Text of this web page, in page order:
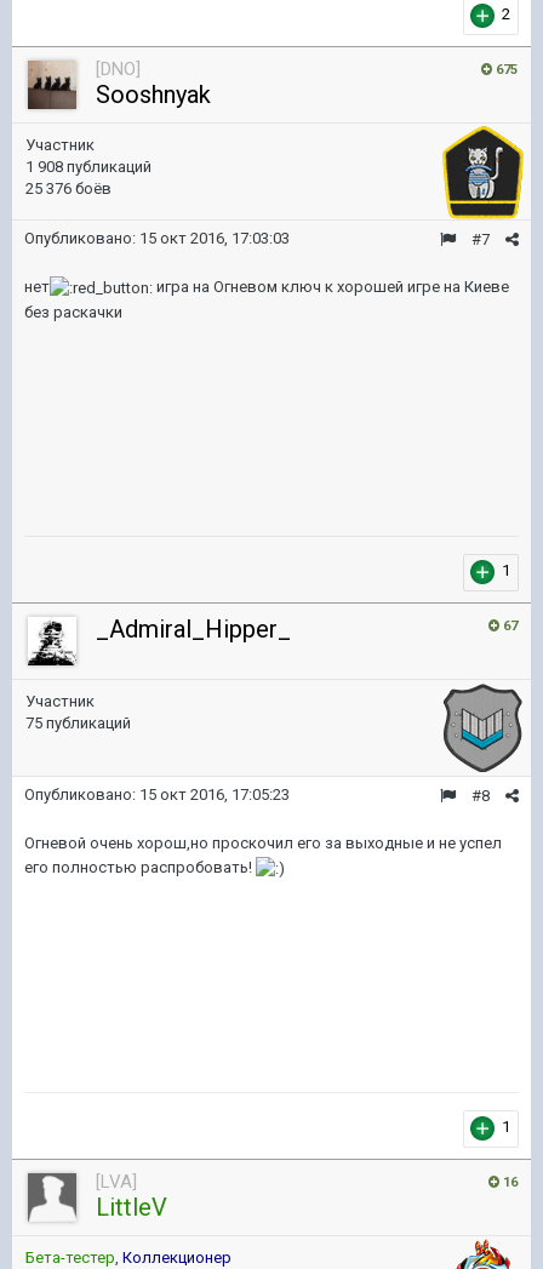
2
675
[DNO]
Sooshnyak
Участник
1 908 публикаций
25 376 боёв
#7
Опубликовано: 15 окт 2016, 17:03:03
нет
игра на Огневом ключ к хорошей игре на Киеве
без раскачки
1
67
_Admiral_Hipper_
Участник
75 публикаций
#8
Опубликовано: 15 окт 2016, 17:05:23
Огневой очень хорош,но проскочил его за выходные и не успел
его полностью распробовать!
1
16
[LVA]
LittleV
Бета-тестер, Коллекционер